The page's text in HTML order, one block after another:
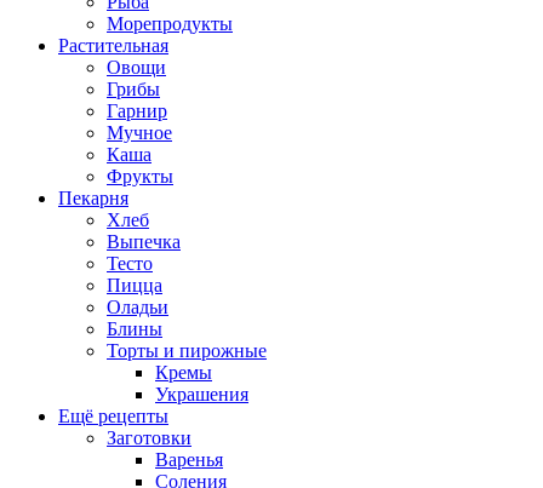
Морепродукты
Растительная
Овощи
Грибы
Гарнир
Мучное
Каша
Фрукты
Пекарня
Хлеб
Выпечка
Тесто
Пицца
Оладьи
Блины
Торты и пирожные
Кремы
Украшения
Ещё рецепты
Заготовки
Варенья
Соления